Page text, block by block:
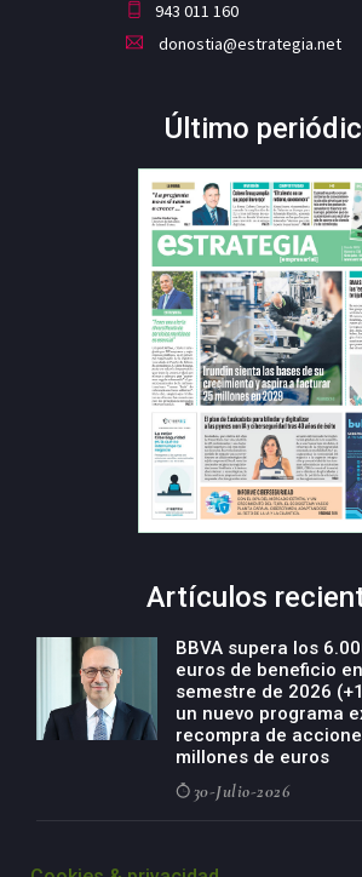
943 011 160
donostia@estrategia.net
Último
Artículos
BBVA supera los
euros de beneficio
semestre de 2026
un nuevo programa
recompra de
millones de euros
30-Julio-2026
negocio agro con un